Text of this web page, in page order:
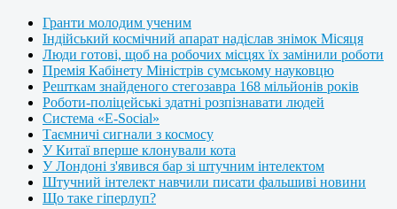
Гранти молодим ученим
Індійський космічний апарат надіслав знімок Місяця
Люди готові, щоб на робочих місцях їх замінили роботи
Премія Кабінету Міністрів сумському науковцю
Решткам знайденого стегозавра 168 мільйонів років
Роботи-поліцейські здатні розпізнавати людей
Система «E-Social»
Таємничі сигнали з космосу
У Китаї вперше клонували кота
У Лондоні з'явився бар зі штучним інтелектом
Штучний інтелект навчили писати фальшиві новини
Що таке гіперлуп?